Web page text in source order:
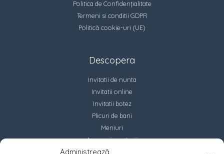
Administrează
Politica de Confidențialitate
Termeni si conditii GDPR
Politică cookie-uri (UE)
Descopera
Invitatii de nunta
Invitatii online
Invitatii botez
Plicuri de bani
Meniuri
Accesorii marturii
Contact